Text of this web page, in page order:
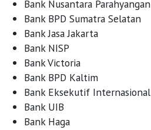
Bank Nusantara Parahyangan
Bank BPD Sumatra Selatan
Bank Jasa Jakarta
Bank NISP
Bank Victoria
Bank BPD Kaltim
Bank Eksekutif Internasional
Bank UIB
Bank Haga